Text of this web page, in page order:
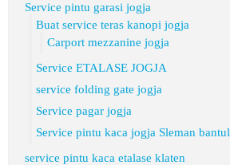
Service pintu garasi jogja
Buat service teras kanopi jogja
Carport mezzanine jogja
Service ETALASE JOGJA
service folding gate jogja
Service pagar jogja
Service pintu kaca jogja Sleman bantul
service pintu kaca etalase klaten